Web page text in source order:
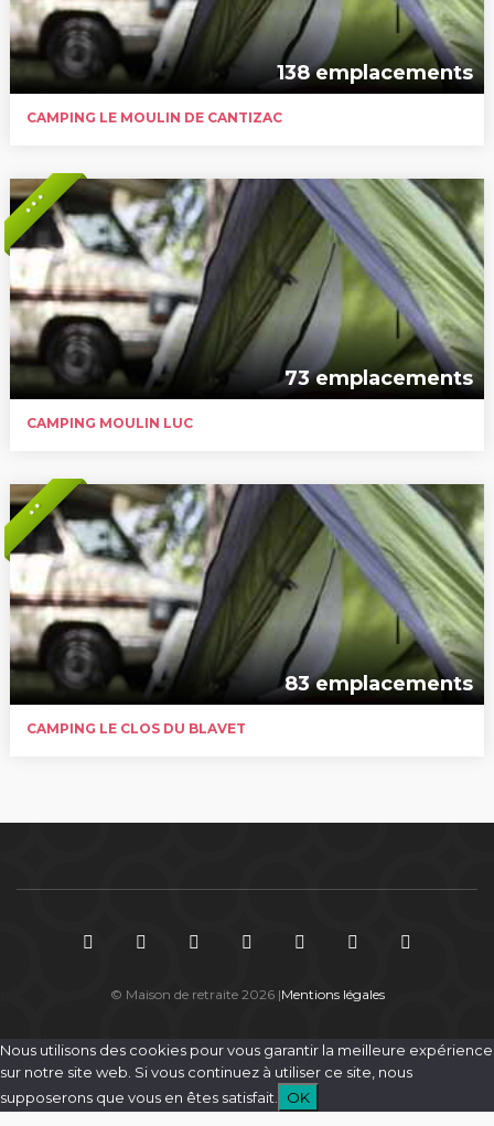
138 emplacements
CAMPING LE MOULIN DE CANTIZAC
* * *
73 emplacements
CAMPING MOULIN LUC
* *
83 emplacements
CAMPING LE CLOS DU BLAVET
© Maison de retraite 2026 |Mentions légales
Nous utilisons des cookies pour vous garantir la meilleure expérience
sur notre site web. Si vous continuez à utiliser ce site, nous
supposerons que vous en êtes satisfait.
OK